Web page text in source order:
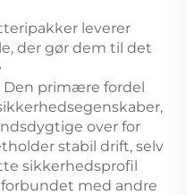
leverer
der gør dem til det
Den primære fordel
over for
stabil drift, selv
sikkerhedsprofil
med andre